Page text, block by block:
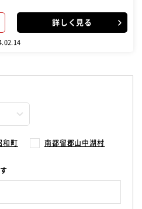
ず活躍できる環境です。 ホテルや
の方など、転職時期も気軽にご相談
詳しく見る
和町 南都留郡山中湖村